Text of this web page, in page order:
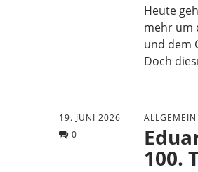
Heute
mehr um
und dem
Doch
19. JUNI 2026
0
ALLGEMEIN
100.